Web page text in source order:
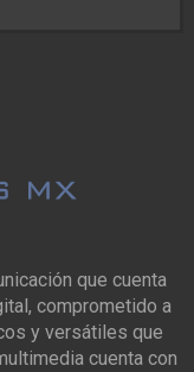
que cuenta
comprometido a
y versátiles que
cuenta con